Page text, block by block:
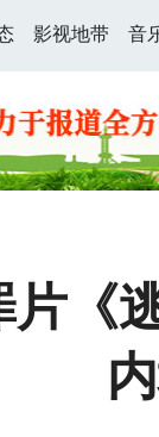
影视地带 音
《